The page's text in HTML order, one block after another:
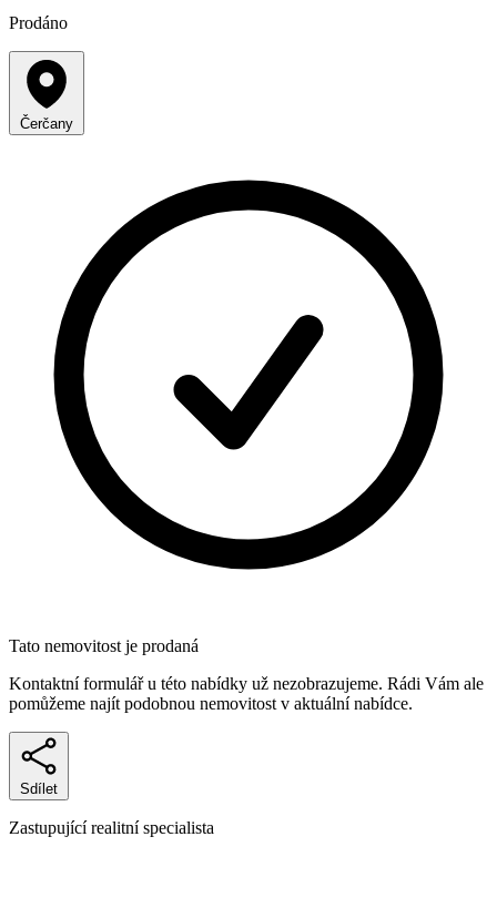
Prodáno
Čerčany
Tato nemovitost je prodaná
Kontaktní formulář u této nabídky už nezobrazujeme. Rádi Vám ale
pomůžeme najít podobnou nemovitost v aktuální nabídce.
Sdílet
Zastupující realitní specialista